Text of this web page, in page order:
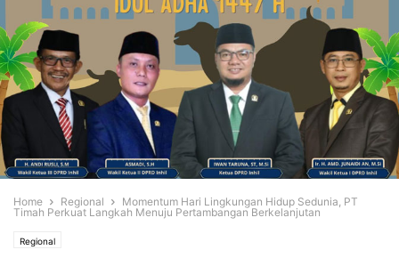
Home Regional
Momentum Hari Lingkungan Hidup Sedunia, PT
Timah Perkuat Langkah Menuju Pertambangan Berkelanjutan
Regional